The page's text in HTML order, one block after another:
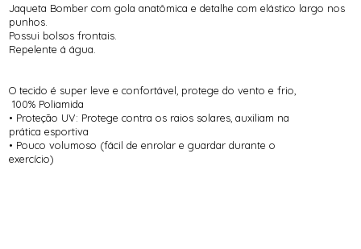
Jaqueta Bomber com gola anatômica e detalhe com elástico largo nos
punhos.
Possui bolsos frontais.
Repelente á água.
O tecido é super leve e confortável, protege do vento e frio,
100% Poliamida
• Proteção UV: Protege contra os raios solares, auxiliam na
prática esportiva
• Pouco volumoso (fácil de enrolar e guardar durante o
exercício)